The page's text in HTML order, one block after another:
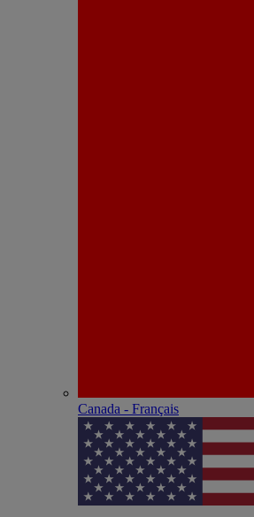
Canada - Français